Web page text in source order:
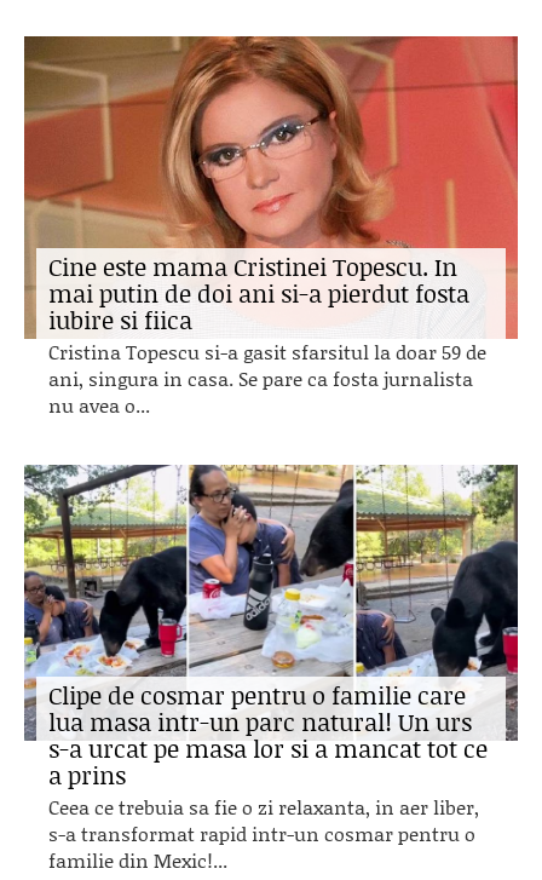
Cine este mama Cristinei Topescu. In
mai putin de doi ani si-a pierdut fosta
iubire si fiica
Cristina Topescu si-a gasit sfarsitul la doar 59 de
ani, singura in casa. Se pare ca fosta jurnalista
nu avea o...
Clipe de cosmar pentru o familie care
lua masa intr-un parc natural! Un urs
s-a urcat pe masa lor si a mancat tot ce
a prins
Ceea ce trebuia sa fie o zi relaxanta, in aer liber,
s-a transformat rapid intr-un cosmar pentru o
familie din Mexic!...